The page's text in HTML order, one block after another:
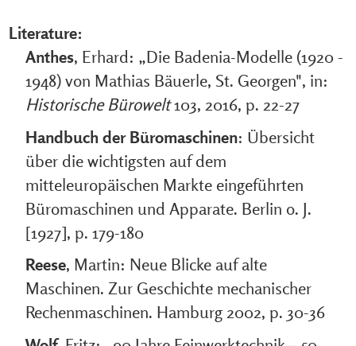
Literature:
Anthes, Erhard: „Die Badenia-Modelle (1920 -
1948) von Mathias Bäuerle, St. Georgen", in:
Historische Bürowelt103, 2016, p. 22-27
Handbuch der Büromaschinen: Übersicht
über die wichtigsten auf dem
mitteleuropäischen Markte eingeführten
Büromaschinen und Apparate. Berlin o. J.
[1927], p. 179-180
Reese, Martin: Neue Blicke auf alte
Maschinen. Zur Geschichte mechanischer
Rechenmaschinen. Hamburg 2002, p. 30-36